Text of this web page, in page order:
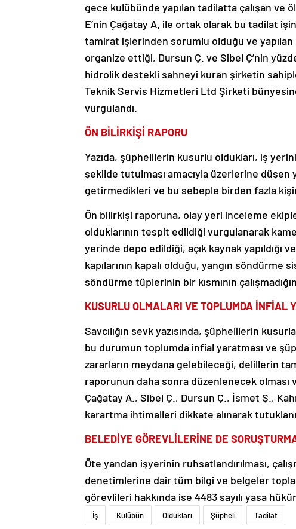
gece kulübünde yapılan tadilatta çalışan
E’nin Çağatay A. ile ortak olarak bu tadilat
tamirat işlerinden sorumlu olduğu ve
organize ettiği, Dursun Ç. ve Sibel Ç’nin
hidrolik destekli sahneyi kuran şirketin
Teknik Servis Hizmetleri Ltd Şirketi
vurgulandı.
ÖN BİLİRKİŞİ RAPORU
Yazıda, şüphelilerin kusurlu oldukları, iş
şekilde tutulması amacıyla üzerlerine
getirmedikleri ve bu sebeple birden fazla
Ön bilirkişi raporuna, olay yeri inceleme
olduklarının tespit edildiği vurgulanarak
yerinde depo edildiği, açık kaynak yapıldığı
kapılarının kapalı olduğu, yangın söndürme
söndürme tüplerinin bir kısmının
KUSURLU OLMALARI VE TOPLUMDA
Savcılığın sevk yazısında, şüphelilerin
bu durumun toplumda infial yaratması ve
zararların meydana gelebileceği, delillerin
raporunun daha sonra düzenlenecek
Çağatay A., Sibel Ç., Dursun Ç., İsmet Ş.,
karartma ihtimalleri dikkate alınarak
BELEDİYE GÖREVLİLERİNE DE
Öte yandan işyerinin ruhsatlandırılması,
denetimlerine dair tüm bilgi ve belgeler
görevlileri hakkında ise 4483 sayılı yasa
İş Kulübün Oldukları Şüpheli Tadilat